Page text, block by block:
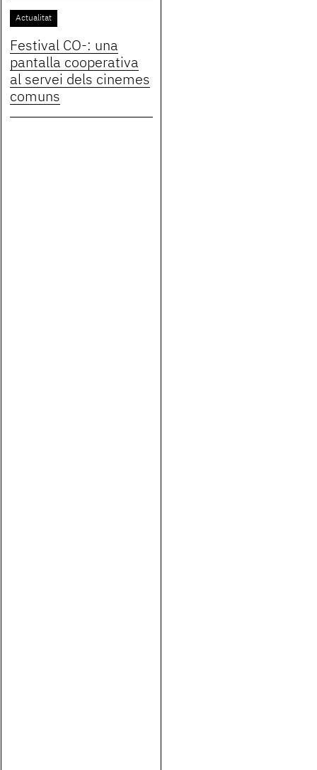
Actualitat
Festival CO-: una
pantalla cooperativa
al servei dels cinemes
comuns